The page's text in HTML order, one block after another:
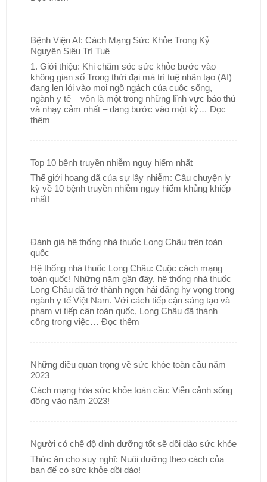
Bệnh Viện AI: Cách Mạng Sức Khỏe Trong Kỷ
Nguyên Siêu Trí Tuệ
1. Giới thiệu: Khi chăm sóc sức khỏe bước vào
không gian số Trong thời đại mà trí tuệ nhân tạo (AI)
đang len lỏi vào mọi ngõ ngách của cuộc sống,
ngành y tế – vốn là một trong những lĩnh vực bảo thủ
và nhạy cảm nhất – đang bước vào một kỷ… Đọc
thêm
Top 10 bệnh truyền nhiễm nguy hiểm nhất
Thế giới hoang dã của sự lây nhiễm: Câu chuyện ly
kỳ về 10 bệnh truyền nhiễm nguy hiểm khủng khiếp
nhất!
Đánh giá hệ thống nhà thuốc Long Châu trên toàn
quốc
Hệ thống nhà thuốc Long Châu: Cuộc cách mạng
toàn quốc! Những năm gần đây, hệ thống nhà thuốc
Long Châu đã trở thành ngọn hải đăng hy vọng trong
ngành y tế Việt Nam. Với cách tiếp cận sáng tạo và
phạm vi tiếp cận toàn quốc, Long Châu đã thành
công trong việc… Đọc thêm
Những điều quan trọng về sức khỏe toàn cầu năm
2023
Cách mạng hóa sức khỏe toàn cầu: Viễn cảnh sống
động vào năm 2023!
Người có chế độ dinh dưỡng tốt sẽ dồi dào sức khỏe
Thức ăn cho suy nghĩ: Nuôi dưỡng theo cách của
bạn để có sức khỏe dồi dào!